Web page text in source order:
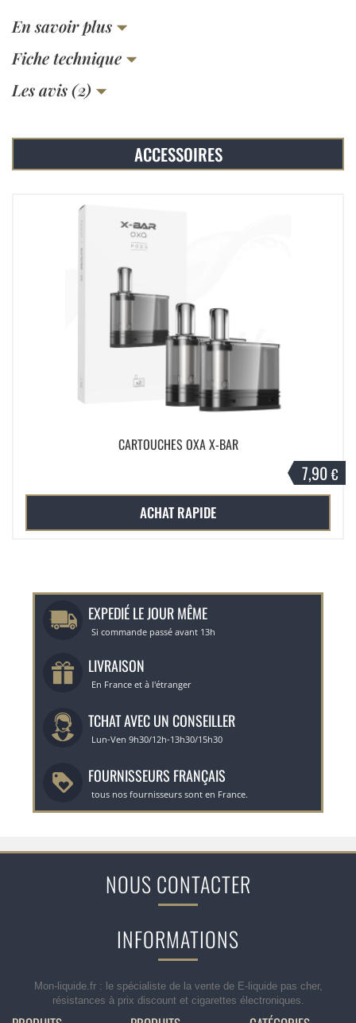
En savoir plus
Fiche technique
Les avis (2)
ACCESSOIRES
CARTOUCHES OXA X-BAR
7,90€
ACHAT RAPIDE
EXPEDIÉ LE JOUR MÊME
Si commande passé avant 13h
LIVRAISON
En France et à l'étranger
TCHAT AVEC UN CONSEILLER
Lun-Ven 9h30/12h-13h30/15h30
FOURNISSEURS FRANÇAIS
tous nos fournisseurs sont en France.
NOUS CONTACTER
INFORMATIONS
Mon-liquide.fr : le spécialiste de la vente de E-liquide pas cher,
résistances à prix discount et cigarettes électroniques.